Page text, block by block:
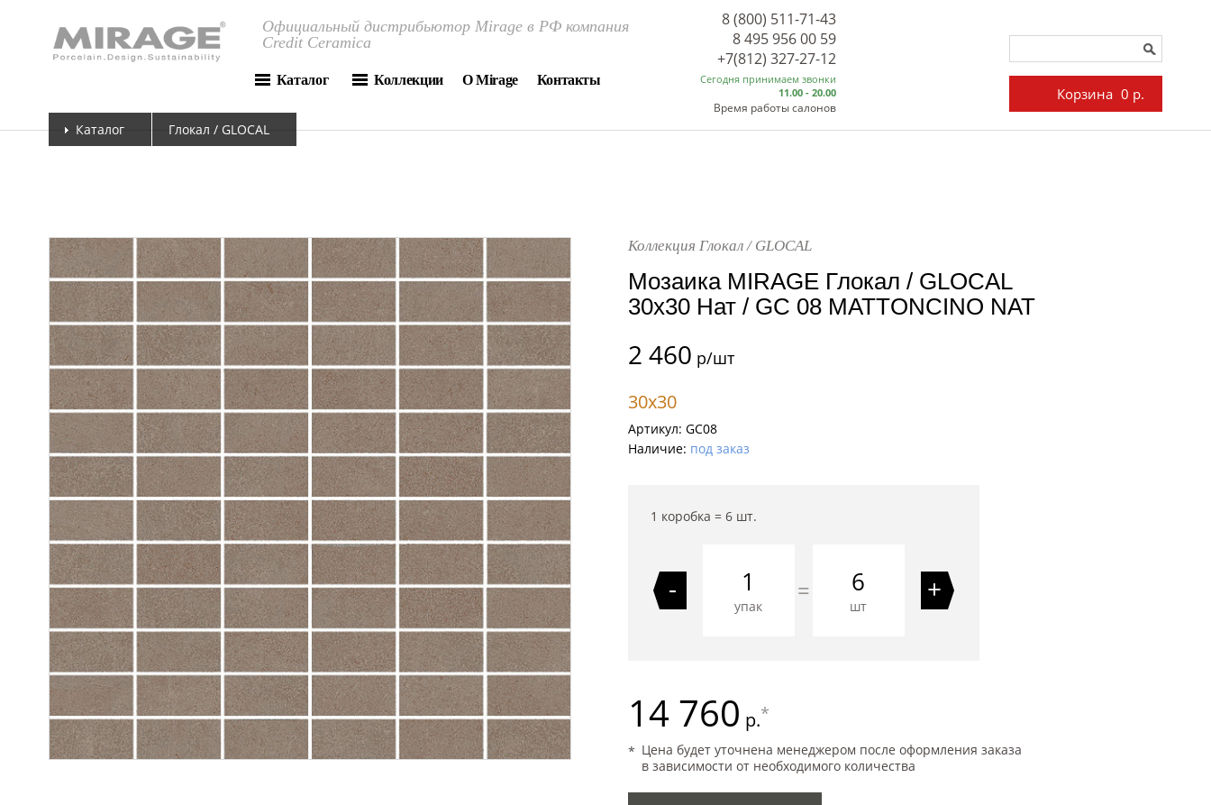
Официальный дистрибьютор Mirage в РФ компания
Credit Ceramica
Каталог Коллекции О Mirage Контакты
8 (800) 511-71-43
8 495 956 00 59
Сегодня принимаем звонки
11.00 - 20.00
Время работы салонов
+7(812) 327-27-12
Корзина 0 р.
Каталог Глокал / GLOCAL
Коллекция Глокал / GLOCAL
Мозаика MIRAGE Глокал / GLOCAL
30x30 Нат / GC 08 MATTONCINO NAT
2 460 р/шт
30x30
Артикул: GC08
Наличие: под заказ
1 коробка = 6шт.
-
упак
= 6
шт
+
14 760 р.*
Цена будет уточнена менеджером после оформления заказа
в зависимости от необходимого количества